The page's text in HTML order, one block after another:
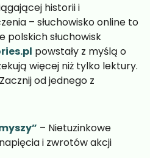
historii i
– słuchowisko online to
polskich słuchowisk
powstały z myślą o
więcej niż tylko lektury.
od jednego z
– Nietuzinkowe
i zwrotów akcji